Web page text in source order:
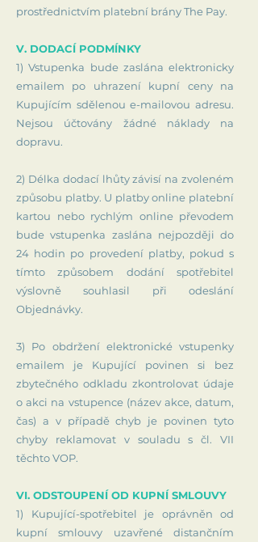
prostřednictvím platební brány The Pay.
V. DODACÍ PODMÍNKY
1) Vstupenka bude zaslána elektronicky
emailem po uhrazení kupní ceny na
Kupujícím sdělenou e-mailovou adresu.
Nejsou účtovány žádné náklady na
dopravu.
2) Délka dodací lhůty závisí na zvoleném
způsobu platby. U platby online platební
kartou nebo rychlým online převodem
bude vstupenka zaslána nejpozději do
24 hodin po provedení platby, pokud s
tímto způsobem dodání spotřebitel
výslovně souhlasil při odeslání
Objednávky.
3) Po obdržení elektronické vstupenky
emailem je Kupující povinen si bez
zbytečného odkladu zkontrolovat údaje
o akci na vstupence (název akce, datum,
čas) a v případě chyb je povinen tyto
chyby reklamovat v souladu s čl. VII
těchto VOP.
VI. ODSTOUPENÍ OD KUPNÍ SMLOUVY
1) Kupující-spotřebitel je oprávněn od
kupní smlouvy uzavřené distančním